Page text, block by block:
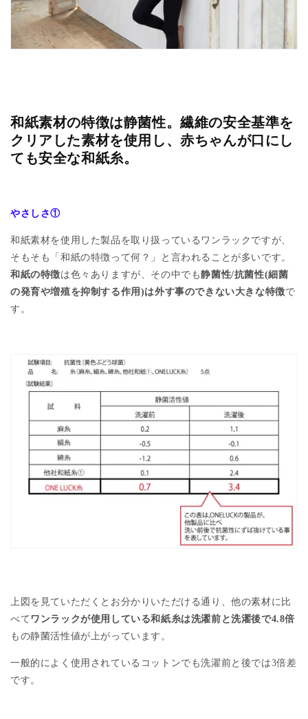
和紙素材の特徴は静菌性。繊維の安全基準を
クリアした素材を使用し、赤ちゃんが口にし
ても安全な和紙糸。
やさしさ①
和紙素材を使用した製品を取り扱っているワンラックですが、
そもそも「和紙の特徴って何？」と言われることが多いです。
和紙の特徴は色々ありますが、その中でも静菌性/抗菌性(細菌
の発育や増殖を抑制する作用 )は外す事のできない大きな特徴で
す。
上図を見ていただくとお分かりいただける通り、他の素材に比
べて ワンラックが使用している和紙糸は洗濯前と洗濯後で4.8倍
もの静菌活性値が上がっています。
一般的によく使用されているコットンでも洗濯前と後では3倍差
です。